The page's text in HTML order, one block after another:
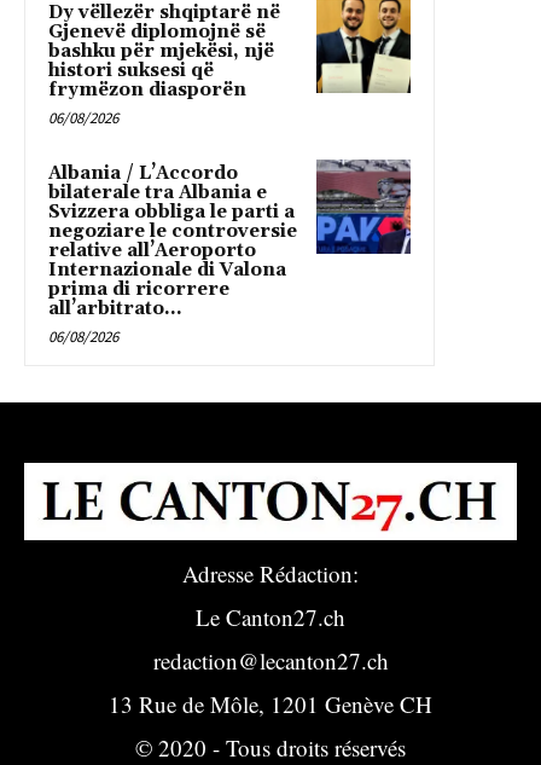
Dy vëllezër shqiptarë në
Gjenevë diplomojnë së
bashku për mjekësi, një
histori suksesi që
frymëzon diasporën
06/08/2026
Albania / L’Accordo
bilaterale tra Albania e
Svizzera obbliga le parti a
negoziare le controversie
relative all’Aeroporto
Internazionale di Valona
prima di ricorrere
all’arbitrato...
06/08/2026
Adresse Rédaction:
Le Canton27.ch
redaction@lecanton27.ch
13 Rue de Môle, 1201 Genève CH
© 2020 - Tous droits réservés